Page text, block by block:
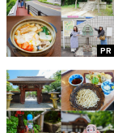
PR